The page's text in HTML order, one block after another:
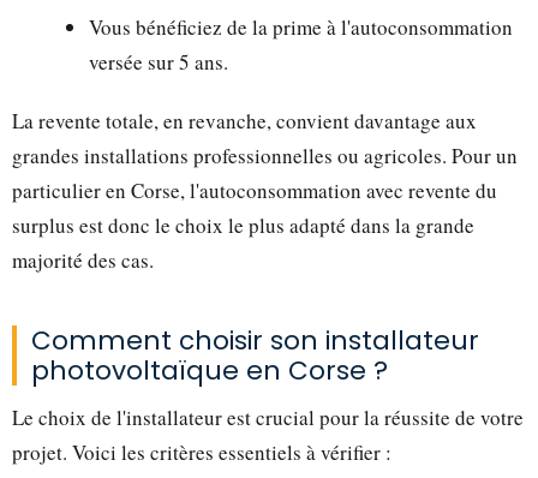
Vous bénéficiez de la prime à l'autoconsommation
versée sur 5 ans.
La revente totale, en revanche, convient davantage aux
grandes installations professionnelles ou agricoles. Pour un
particulier en Corse, l'autoconsommation avec revente du
surplus est donc le choix le plus adapté dans la grande
majorité des cas.
Comment choisir son installateur
photovoltaïque en Corse ?
Le choix de l'installateur est crucial pour la réussite de votre
projet. Voici les critères essentiels à vérifier :